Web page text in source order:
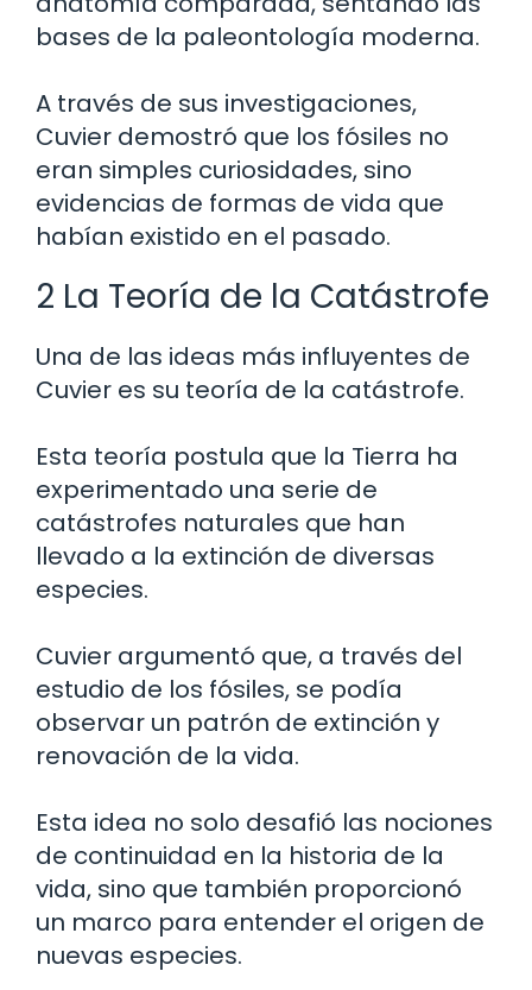
bases de la paleontología moderna.
A través de sus investigaciones,
Cuvier demostró que los fósiles no
eran simples curiosidades, sino
evidencias de formas de vida que
habían existido en el pasado.
2 La Teoría de la Catástrofe
Una de las ideas más influyentes de
Cuvier es su teoría de la catástrofe.
Esta teoría postula que la Tierra ha
experimentado una serie de
catástrofes naturales que han
llevado a la extinción de diversas
especies.
Cuvier argumentó que, a través del
estudio de los fósiles, se podía
observar un patrón de extinción y
renovación de la vida.
Esta idea no solo desafió las nociones
de continuidad en la historia de la
vida, sino que también proporcionó
un marco para entender el origen de
nuevas especies.